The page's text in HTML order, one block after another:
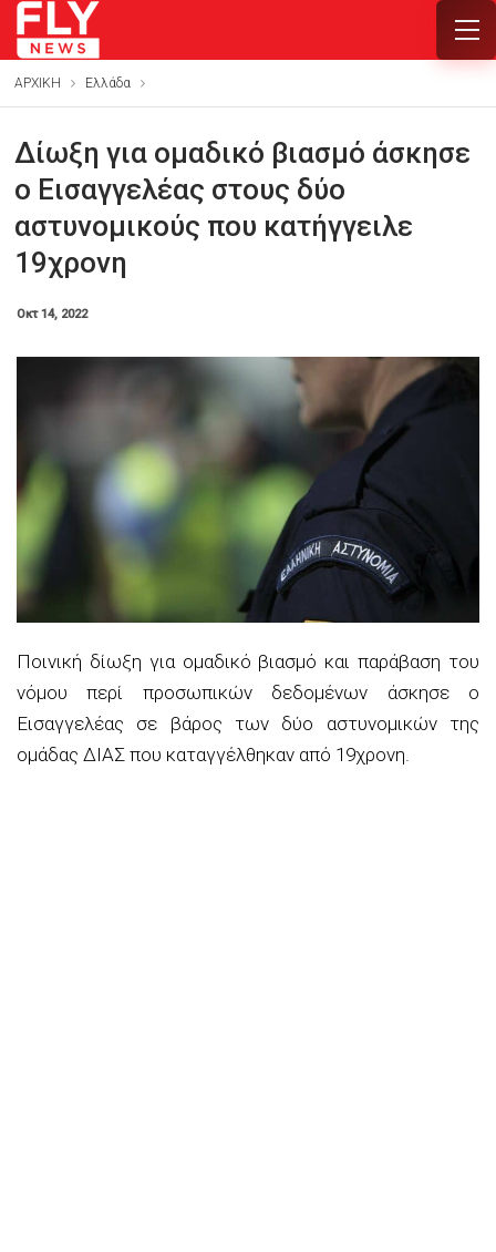
ΑΡΧΙΚΗ Ελλάδα
Δίωξη για ομαδικό βιασμό άσκησε
ο Εισαγγελέας στους δύο
αστυνομικούς που κατήγγειλε
19χρονη
Οκτ 14, 2022
Ποινική δίωξη για ομαδικό βιασμό και παράβαση του
νόμου περί προσωπικών δεδομένων άσκησε ο
Εισαγγελέας σε βάρος των δύο αστυνομικών της
ομάδας ΔΙΑΣ που καταγγέλθηκαν από 19χρονη.